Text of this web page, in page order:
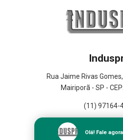
Rua Jaime Rivas
Mairiporã - SP -
(11) 97164-
Empresa
Olá! Fale